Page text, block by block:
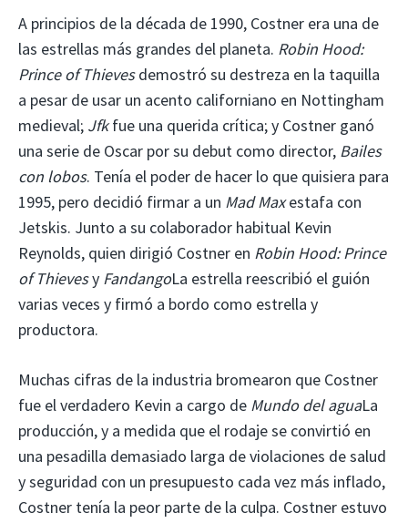
A principios de la década de 1990, Costner era una de
las estrellas más grandes del planeta. Robin Hood:
Prince of Thievesdemostró su destreza en la taquilla
a pesar de usar un acento californiano en Nottingham
medieval; Jfkfue una querida crítica; y Costner ganó
una serie de Oscar por su debut como director, Bailes
con lobos. Tenía el poder de hacer lo que quisiera para
1995, pero decidió firmar a un Mad Maxestafa con
Jetskis. Junto a su colaborador habitual Kevin
Reynolds, quien dirigió Costner en Robin Hood: Prince
of Thievesy FandangoLa estrella reescribió el guión
varias veces y firmó a bordo como estrella y
productora.
Muchas cifras de la industria bromearon que Costner
fue el verdadero Kevin a cargo de Mundo del aguaLa
producción, y a medida que el rodaje se convirtió en
una pesadilla demasiado larga de violaciones de salud
y seguridad con un presupuesto cada vez más inflado,
Costner tenía la peor parte de la culpa. Costner estuvo